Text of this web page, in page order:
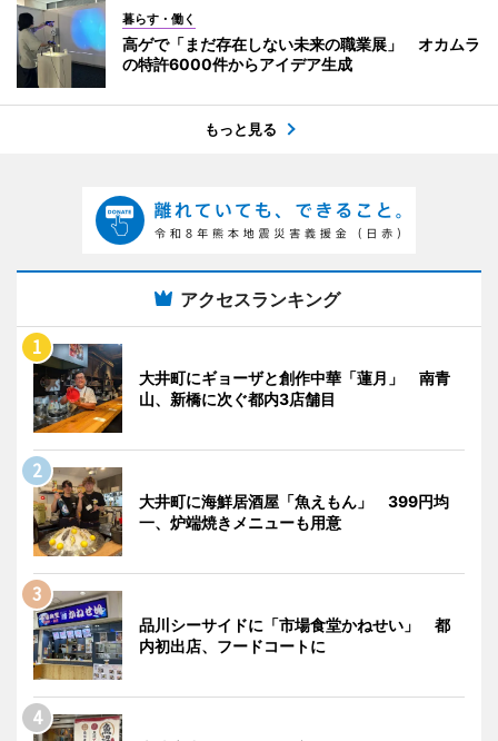
暮らす・働く
高ゲで「まだ存在しない未来の職業展」 オカムラ
の特許6000件からアイデア生成
もっと見る
アクセスランキング
大井町にギョーザと創作中華「蓮月」 南青
山、新橋に次ぐ都内3店舗目
大井町に海鮮居酒屋「魚えもん」 399円均
一、炉端焼きメニューも用意
品川シーサイドに「市場食堂かねせい」 都
内初出店、フードコートに